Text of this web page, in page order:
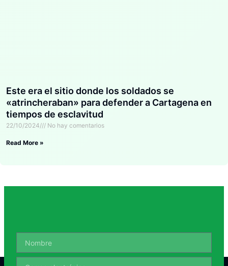
Este era el sitio donde los soldados se
«atrincheraban» para defender a Cartagena en
tiempos de esclavitud
22/10/2024 No hay comentarios
Read More »